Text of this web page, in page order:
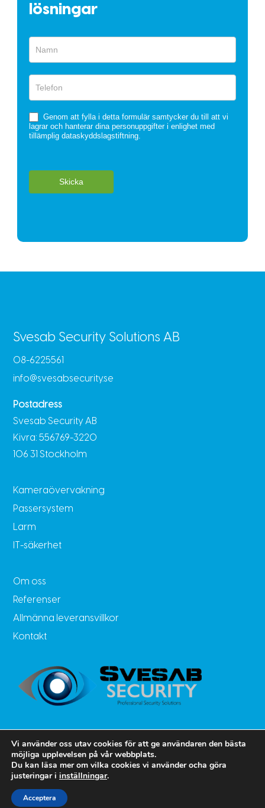
lösningar
Genom att fylla i detta formulär samtycker du till att vi
lagrar och hanterar dina personuppgifter i enlighet med
tillämplig dataskyddslagstiftning.
Skicka
Svesab Security Solutions AB
08-6225561
info@svesabsecurity.se
Postadress
Svesab Security AB
Kivra: 556769-3220
106 31 Stockholm
Kameraövervakning
Passersystem
Larm
IT-säkerhet
Om oss
Referenser
Allmänna leveransvillkor
Kontakt

Ring oss
Vi använder oss utav cookies för att ge användaren den bästa
möjliga upplevelsen på vår webbplats.
Du kan läsa mer om vilka cookies vi använder ocha göra
justeringar i inställningar.
Acceptera